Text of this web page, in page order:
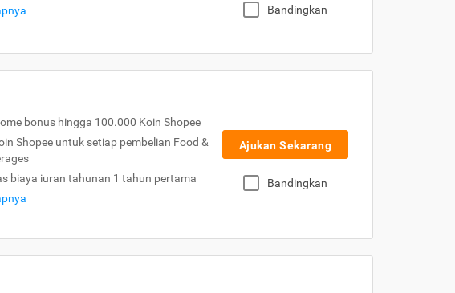
Bandingkan
bonus hingga 100.000 Koin Shopee
Shopee untuk setiap pembelian Food &
biaya iuran tahunan 1 tahun pertama
Ajukan Sekarang
Bandingkan